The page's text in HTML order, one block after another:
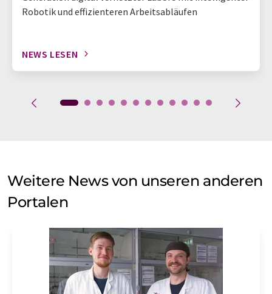
Robotik und effizienteren Arbeitsabläufen
NEWS LESEN
Weitere News von unseren anderen
Portalen